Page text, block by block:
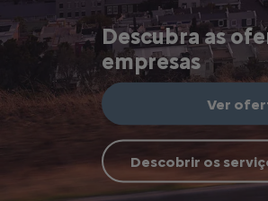
Descubra as
empresas
Ver
Descobrir os